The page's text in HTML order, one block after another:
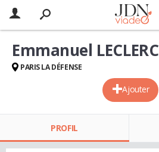
Ajouter
Emmanuel LECLERC
PARIS LA DÉFENSE
PROFIL